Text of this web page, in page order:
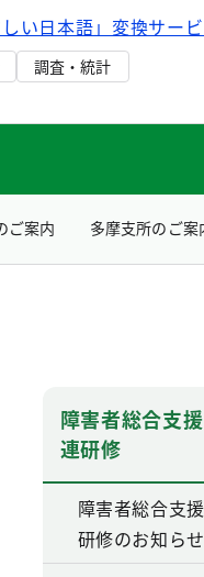
しい日本語」変換サー
調査・統計
ご案内 多摩支所のご案
障害者総合支
連研修
障害者総合支
研修のお知らせ